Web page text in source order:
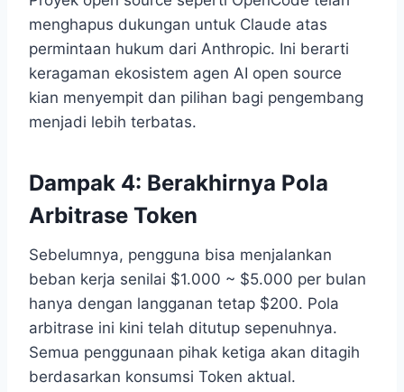
menghapus dukungan untuk Claude atas
permintaan hukum dari Anthropic. Ini berarti
keragaman ekosistem agen AI open source
kian menyempit dan pilihan bagi pengembang
menjadi lebih terbatas.
Dampak 4: Berakhirnya Pola
Arbitrase Token
Sebelumnya, pengguna bisa menjalankan
beban kerja senilai $1.000 ~ $5.000 per bulan
hanya dengan langganan tetap $200. Pola
arbitrase ini kini telah ditutup sepenuhnya.
Semua penggunaan pihak ketiga akan ditagih
berdasarkan konsumsi Token aktual.